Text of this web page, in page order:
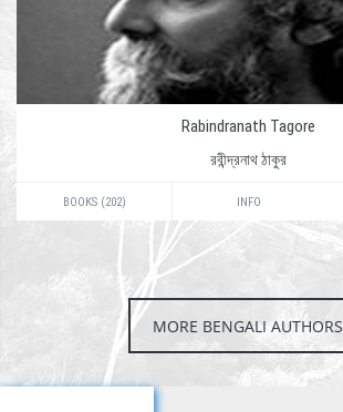
Rabindranath Tagore
রবীন্দ্রনাথ ঠাকুর
BOOKS (202) INFO
MORE BENGALI AUTHORS